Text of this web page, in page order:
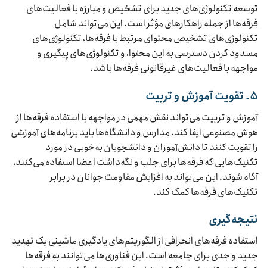
توسعه تکنولوژی‌های جدید برای تشخیص و مبارزه با فعالیت‌های
فرقه‌ها از جمله راهکارهای مؤثر است. این می‌تواند شامل
تکنولوژی‌های تشخیص محتوای مرتبط با فرقه‌ها، تکنولوژی‌های
مسدود کردن دسترسی به این محتوا، و تکنولوژی‌های پیگیری و
مواجهه با فعالیت‌های غیرقانونی فرقه‌ها باشد.
۵. تقویت آموزش و تربیت
آموزش و تربیت می‌تواند نقش مهمی در مواجهه با استفاده فرقه‌ها از
هوش مصنوعی ایفا کند. مدارس و دانشگاه‌ها باید برنامه‌های آموزشی
را تقویت کنند تا دانش‌آموزان و دانشجویان به‌خوبی در مورد
تکنیک‌هایی که فرقه‌ها برای جلب و نگه‌داشت اعضا استفاده می‌کنند،
آگاه شوند. این می‌تواند به افزایش مقاومت جوانان در برابر
تکنیک‌های فرقه‌ها کمک کند.
نتیجه‌گیری
استفاده فرقه‌های انحرافی از الگوریتم‌های یادگیری ماشینی یک تهدید
جدید و جدی برای جامعه است. این فناوری‌ها می‌توانند به فرقه‌ها